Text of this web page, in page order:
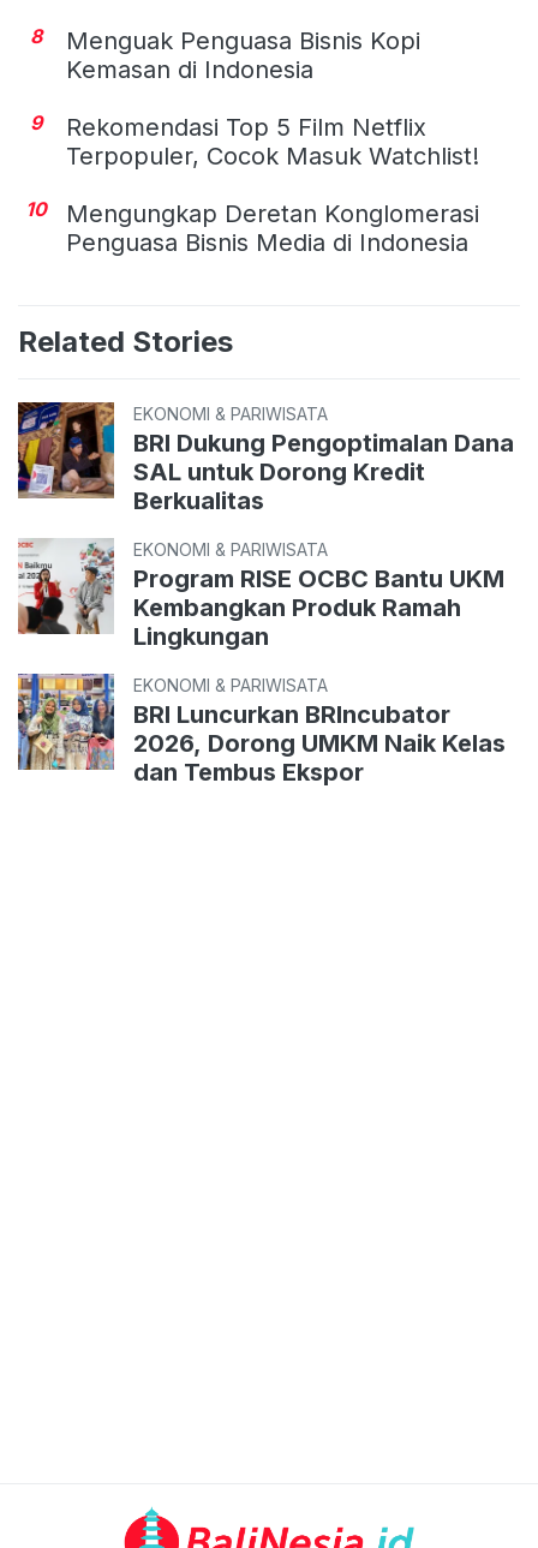
8
Menguak Penguasa Bisnis Kopi
Kemasan di Indonesia
9
Rekomendasi Top 5 Film Netflix
Terpopuler, Cocok Masuk Watchlist!
10
Mengungkap Deretan Konglomerasi
Penguasa Bisnis Media di Indonesia
Related Stories
EKONOMI & PARIWISATA
BRI Dukung Pengoptimalan Dana
SAL untuk Dorong Kredit
Berkualitas
EKONOMI & PARIWISATA
Program RISE OCBC Bantu UKM
Kembangkan Produk Ramah
Lingkungan
EKONOMI & PARIWISATA
BRI Luncurkan BRIncubator
2026, Dorong UMKM Naik Kelas
dan Tembus Ekspor